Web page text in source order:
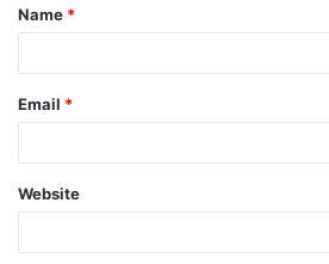
*
Name *
Email *
Website